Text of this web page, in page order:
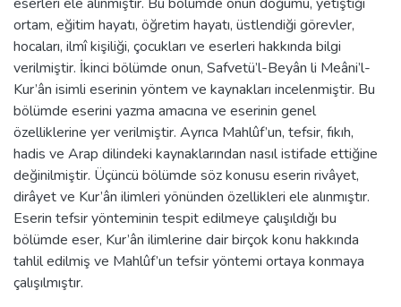
ortam, eğitim hayatı, öğretim hayatı, üstlendiği görevler,
hocaları, ilmî kişiliği, çocukları ve eserleri hakkında bilgi
verilmiştir. İkinci bölümde onun, Safvetü’l-Beyân li Meâni’l-
Kur’ân isimli eserinin yöntem ve kaynakları incelenmiştir. Bu
bölümde eserini yazma amacına ve eserinin genel
özelliklerine yer verilmiştir. Ayrıca Mahlûf’un, tefsir, fıkıh,
hadis ve Arap dilindeki kaynaklarından nasıl istifade ettiğine
değinilmiştir. Üçüncü bölümde söz konusu eserin rivâyet,
dirâyet ve Kur’ân ilimleri yönünden özellikleri ele alınmıştır.
Eserin tefsir yönteminin tespit edilmeye çalışıldığı bu
bölümde eser, Kur’ân ilimlerine dair birçok konu hakkında
tahlil edilmiş ve Mahlûf’un tefsir yöntemi ortaya konmaya
çalışılmıştır.